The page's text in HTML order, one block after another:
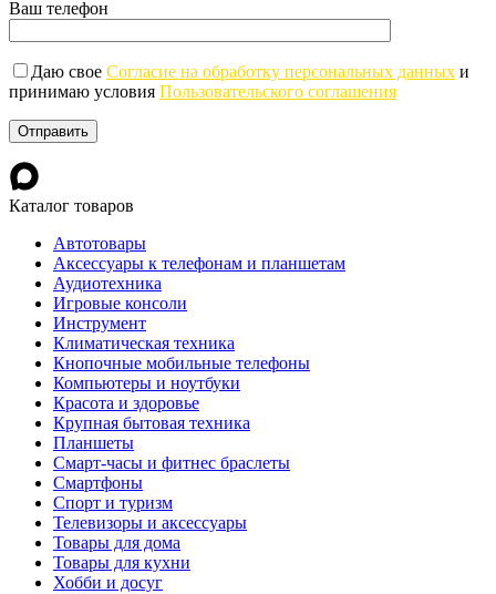
Ваш телефон
Даю свое Согласие на обработку персональных данных и
принимаю условия Пользовательского соглашения
Каталог товаров
Автотовары
Аксессуары к телефонам и планшетам
Аудиотехника
Игровые консоли
Инструмент
Климатическая техника
Кнопочные мобильные телефоны
Компьютеры и ноутбуки
Красота и здоровье
Крупная бытовая техника
Планшеты
Смарт-часы и фитнес браслеты
Смартфоны
Спорт и туризм
Телевизоры и аксессуары
Товары для дома
Товары для кухни
Хобби и досуг